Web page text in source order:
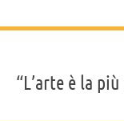
“L’arte è la